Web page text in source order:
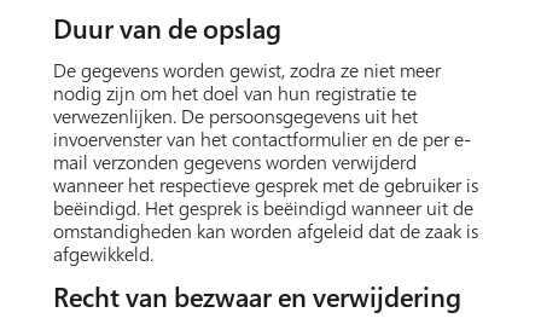
Duur van de opslag
De gegevens worden gewist, zodra ze niet meer
nodig zijn om het doel van hun registratie te
verwezenlijken. De persoonsgegevens uit het
invoervenster van het contactformulier en de per e-
mail verzonden gegevens worden verwijderd
wanneer het respectieve gesprek met de gebruiker is
beëindigd. Het gesprek is beëindigd wanneer uit de
omstandigheden kan worden afgeleid dat de zaak is
afgewikkeld.
Recht van bezwaar en verwijdering